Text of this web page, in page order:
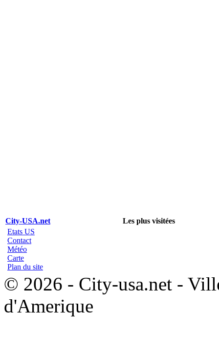
City-USA.net
Les plus visitées
Etats US
Contact
Météo
Carte
Plan du site
© 2026 - City-usa.net -
d'Amerique